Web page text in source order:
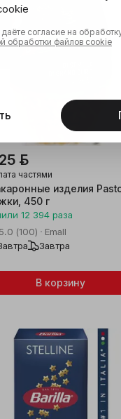
ƃ
частями
изделия
450 г
12 394 раза
5.0 (100)
Emall
Завтра
В корзину
согласие на
обработки файлов cookie